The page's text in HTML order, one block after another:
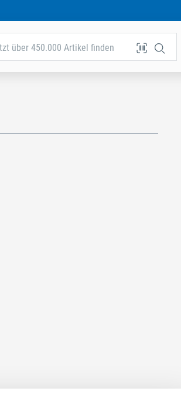
über 450.000 Artikel finden